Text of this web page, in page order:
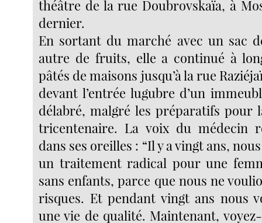
théâtre de la rue Doubrovskaïa, à
dernier.
En sortant du marché avec un sac
autre de fruits, elle a continué à
pâtés de maisons jusqu’à la rue
devant l’entrée lugubre d’un
délabré, malgré les préparatifs pour
tricentenaire. La voix du médecin
dans ses oreilles : “Il y a vingt ans,
un traitement radical pour une
sans enfants, parce que nous ne
risques. Et pendant vingt ans nous
une vie de qualité. Maintenant,